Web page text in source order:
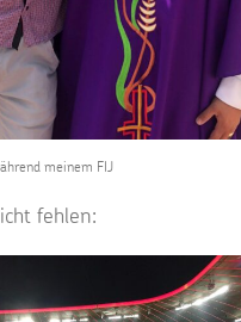
meinem FIJ
fehlen: